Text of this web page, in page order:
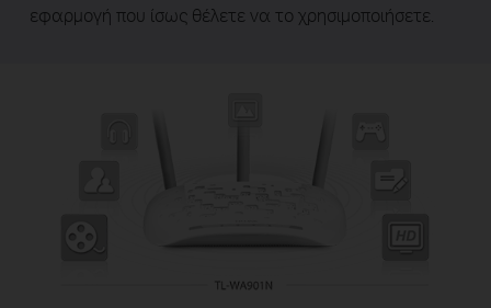
εφαρμογή που ίσως θέλετε να το χρησιμοποιήσετε.